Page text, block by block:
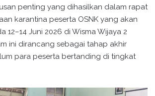
penting yang dihasilkan dalam rapat
karantina peserta OSNK yang akan
12–14 Juni 2026 di Wisma Wijaya 2
ini dirancang sebagai tahap akhir
para peserta bertanding di tingkat